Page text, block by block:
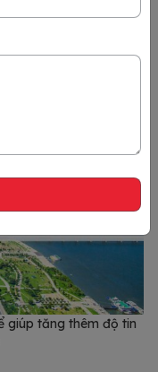
giúp tăng thêm độ tin